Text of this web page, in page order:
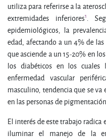
utiliza para referirse a la
extremidades inferiores1.
epidemiológicos, la
edad, afectando a un 4% de
que asciende a un 15-20% en
los diabéticos en los cuales
enfermedad vascular
masculino, tendencia que se
en las personas de
El interés de este trabajo
iluminar el manejo de la